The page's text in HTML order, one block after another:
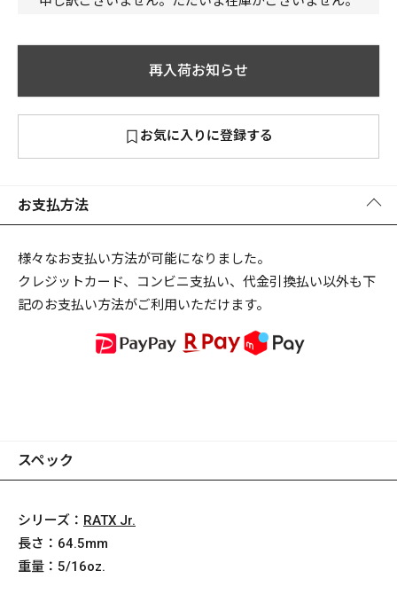
2026NEW PRODUCTS
新作
リセット この内容で検索する
再入荷お知らせ
お気に入りに登録する
お支払方法
様々なお支払い方法が可能になりました。
クレジットカード、コンビニ支払い、代金引換払い以外も下
記のお支払い方法がご利用いただけます。
スペック
シリーズ： RATX Jr.
長さ： 64.5mm
重量： 5/16oz.